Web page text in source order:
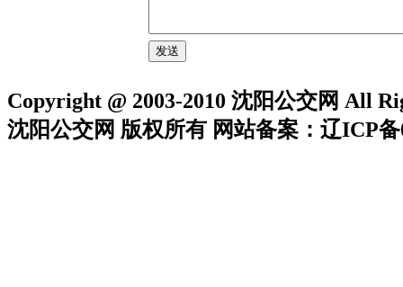
Copyright @ 2003-2010 沈阳公交网 All
沈阳公交网 版权所有 网站备案：辽ICP